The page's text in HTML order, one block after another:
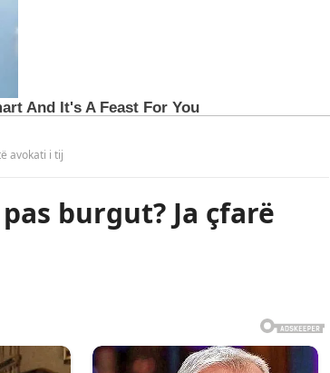
avokati i tij
burgut? Ja çfarë